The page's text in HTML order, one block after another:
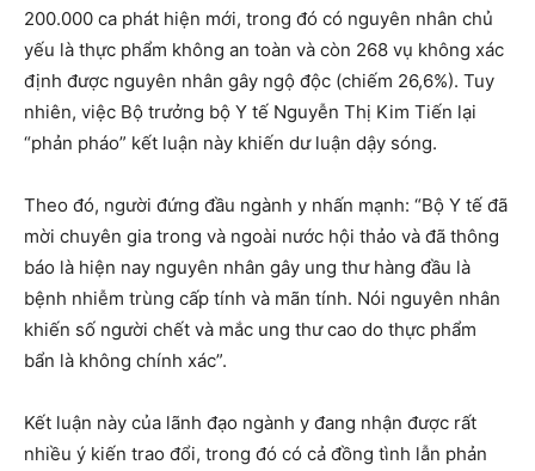
200.000 ca phát hiện mới, trong đó có nguyên nhân chủ
yếu là thực phẩm không an toàn và còn 268 vụ không xác
định được nguyên nhân gây ngộ độc (chiếm 26,6%). Tuy
nhiên, việc Bộ trưởng bộ Y tế Nguyễn Thị Kim Tiến lại
“phản pháo” kết luận này khiến dư luận dậy sóng.
Theo đó, người đứng đầu ngành y nhấn mạnh: “Bộ Y tế đã
mời chuyên gia trong và ngoài nước hội thảo và đã thông
báo là hiện nay nguyên nhân gây ung thư hàng đầu là
bệnh nhiễm trùng cấp tính và mãn tính. Nói nguyên nhân
khiến số người chết và mắc ung thư cao do thực phẩm
bẩn là không chính xác”.
Kết luận này của lãnh đạo ngành y đang nhận được rất
nhiều ý kiến trao đổi, trong đó có cả đồng tình lẫn phản